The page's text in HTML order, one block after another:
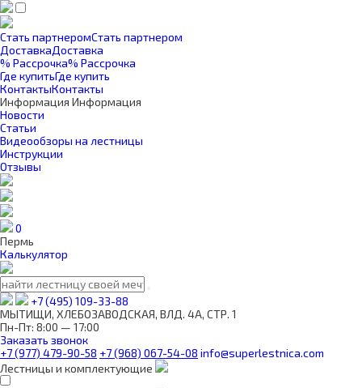
Стать партнеромСтать партнером
ДоставкаДоставка
% Рассрочка% Рассрочка
Где купитьГде купить
КонтактыКонтакты
Информация Информация
Новости
Статьи
Видеообзоры на лестницы
Инструкции
Отзывы
0
Пермь
Калькулятор
+7 (495) 109-33-88
МЫТИЩИ, ХЛЕБОЗАВОДСКАЯ, ВЛД. 4А, СТР. 1
Пн-Пт: 8:00 — 17:00
Заказать звонок
+7 (977) 479-90-58 +7 (968) 067-54-08 info@superlestnica.com
Лестницы и комплектующие